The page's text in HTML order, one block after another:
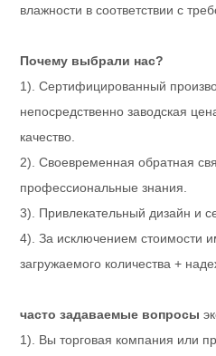
влажности в соответствии с
Почему выбрали нас?
1). Сертифицированный
непосредственно заводская
качество.
2). Своевременная обратная
профессиональные знания.
3). Привлекательный дизайн и
4). За исключением стоимости
загружаемого количества +
часто задаваемые вопросы
1). Вы торговая компания или